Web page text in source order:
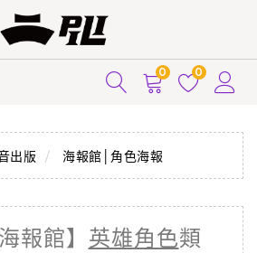
0 0
出版 海報館│角色海報
報館】 英雄角色類